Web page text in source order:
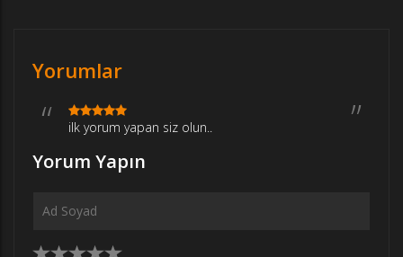
Yorumlar
ilk yorum yapan siz olun..
Yorum Yapın